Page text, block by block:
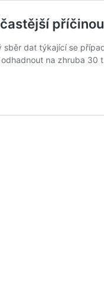
dat týkající se
na zhruba 30